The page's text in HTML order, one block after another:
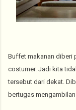
Buffet makanan diberi
costumer. Jadi kita
tersebut dari dekat.
bertugas